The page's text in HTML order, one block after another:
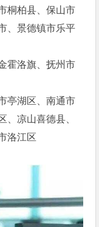
桐柏县、保山市
、景德镇市乐平
霍洛旗、抚州市
亭湖区、南通市
、凉山喜德县、
洛江区